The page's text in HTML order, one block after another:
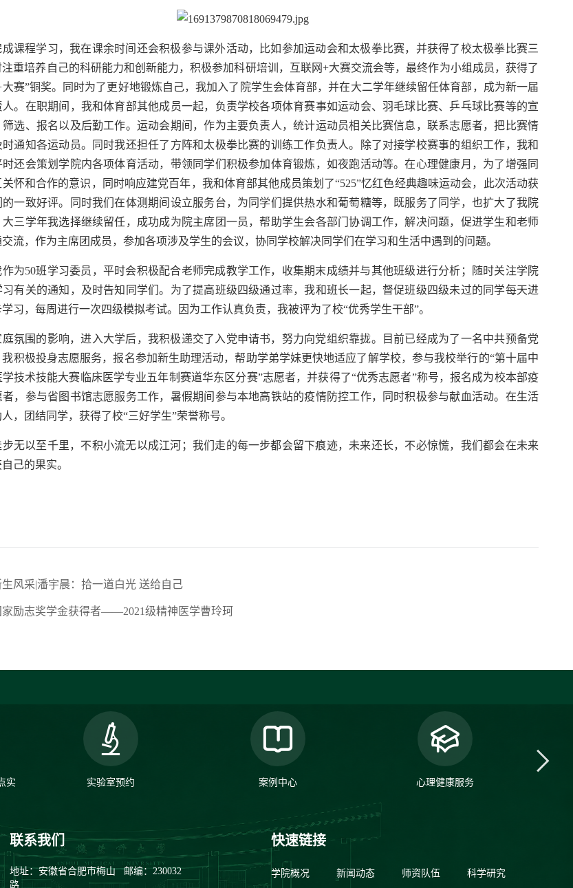
成课程学习，我在课余时间还会积极参与课外活动，比如参加运动会和太极拳比赛，并获得了校太极拳比赛三
重培养自己的科研能力和创新能力，积极参加科研培训，互联网+大赛交流会等，最终作为小组成员，获得了
大赛”铜奖。同时为了更好地锻炼自己，我加入了院学生会体育部，并在大二学年继续留任体育部，成为新一届
。在职期间，我和体育部其他成员一起，负责学校各项体育赛事如运动会、羽毛球比赛、乒乓球比赛等的宣
选、报名以及后勤工作。运动会期间，作为主要负责人，统计运动员相关比赛信息，联系志愿者，把比赛情
通知各运动员。同时我还担任了方阵和太极拳比赛的训练工作负责人。除了对接学校赛事的组织工作，我和
还会策划学院内各项体育活动，带领同学们积极参加体育锻炼，如夜跑活动等。在心理健康月，为了增强同
怀和合作的意识，同时响应建党百年，我和体育部其他成员策划了“525”忆红色经典趣味运动会，此次活动获
一致好评。同时我们在体测期间设立服务台，为同学们提供热水和葡萄糖等，既服务了同学，也扩大了我院
大三学年我选择继续留任，成功成为院主席团一员，帮助学生会各部门协调工作，解决问题，促进学生和老师
流，作为主席团成员，参加各项涉及学生的会议，协同学校解决同学们在学习和生活中遇到的问题。
作为50班学习委员，平时会积极配合老师完成教学工作，收集期末成绩并与其他班级进行分析；随时关注学院
有关的通知，及时告知同学们。为了提高班级四级通过率，我和班长一起，督促班级四级未过的同学每天进
习，每周进行一次四级模拟考试。因为工作认真负责，我被评为了校“优秀学生干部”。
庭氛围的影响，进入大学后，我积极递交了入党申请书，努力向党组织靠拢。目前已经成为了一名中共预备党
我积极投身志愿服务，报名参加新生助理活动，帮助学弟学妹更快地适应了解学校，参与我校举行的“第十届中
学技术技能大赛临床医学专业五年制赛道华东区分赛”志愿者，并获得了“优秀志愿者”称号，报名成为校本部疫
，参与省图书馆志愿服务工作，暑假期间参与本地高铁站的疫情防控工作，同时积极参与献血活动。在生活
，团结同学，获得了校“三好学生”荣誉称号。
步无以至千里，不积小流无以成江河；我们走的每一步都会留下痕迹，未来还长，不必惊慌，我们都会在未来
己的果实。
生风采|潘宇晨：拾一道白光 送给自己
家励志奖学金获得者——2021级精神医学曹玲珂
实
实验室预约 案例中心 心理健康服务
联系我们
地址：安徽省合肥市梅山
路
邮编：230032
快速链接
学院概况 新闻动态 师资队伍 科学研究